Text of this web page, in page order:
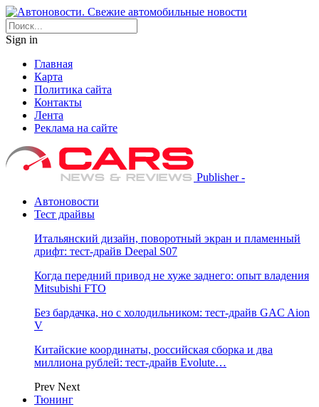
Sign in
Главная
Карта
Политика сайта
Контакты
Лента
Реклама на сайте
Publisher -
Автоновости
Тест драйвы
Итальянский дизайн, поворотный экран и пламенный
дрифт: тест-драйв Deepal S07
Когда передний привод не хуже заднего: опыт владения
Mitsubishi FTO
Без бардачка, но с холодильником: тест-драйв GAC Aion
V
Китайские координаты, российская сборка и два
миллиона рублей: тест-драйв Evolute…
Prev Next
Тюнинг